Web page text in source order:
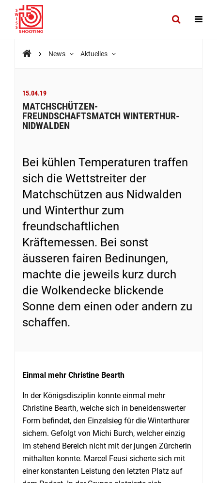
News Aktuelles
15.04.19
MATCHSCHÜTZEN-
FREUNDSCHAFTSMATCH WINTERTHUR-
NIDWALDEN
Bei kühlen Temperaturen traffen
sich die Wettstreiter der
Matchschützen aus Nidwalden
und Winterthur zum
freundschaftlichen
Kräftemessen. Bei sonst
äusseren fairen Bedinungen,
machte die jeweils kurz durch
die Wolkendecke blickende
Sonne dem einen oder andern zu
schaffen.
Einmal mehr Christine Bearth
In der Königsdisziplin konnte einmal mehr
Christine Bearth, welche sich in beneidenswerter
Form befindet, den Einzelsieg für die Winterthurer
sichern. Gefolgt von Michi Burch, welcher einzig
im stehend Bereich nicht mit der jungen Zürcherin
mithalten konnte. Marcel Feusi sicherte sich mit
einer konstanten Leistung den letzten Platz auf